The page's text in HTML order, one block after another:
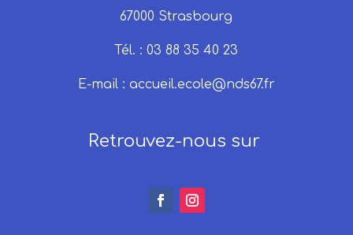
67000 Strasbourg
Tél. : 03 88 35 40 23
E-mail : accueil.ecole@nds67.fr
Retrouvez-nous sur